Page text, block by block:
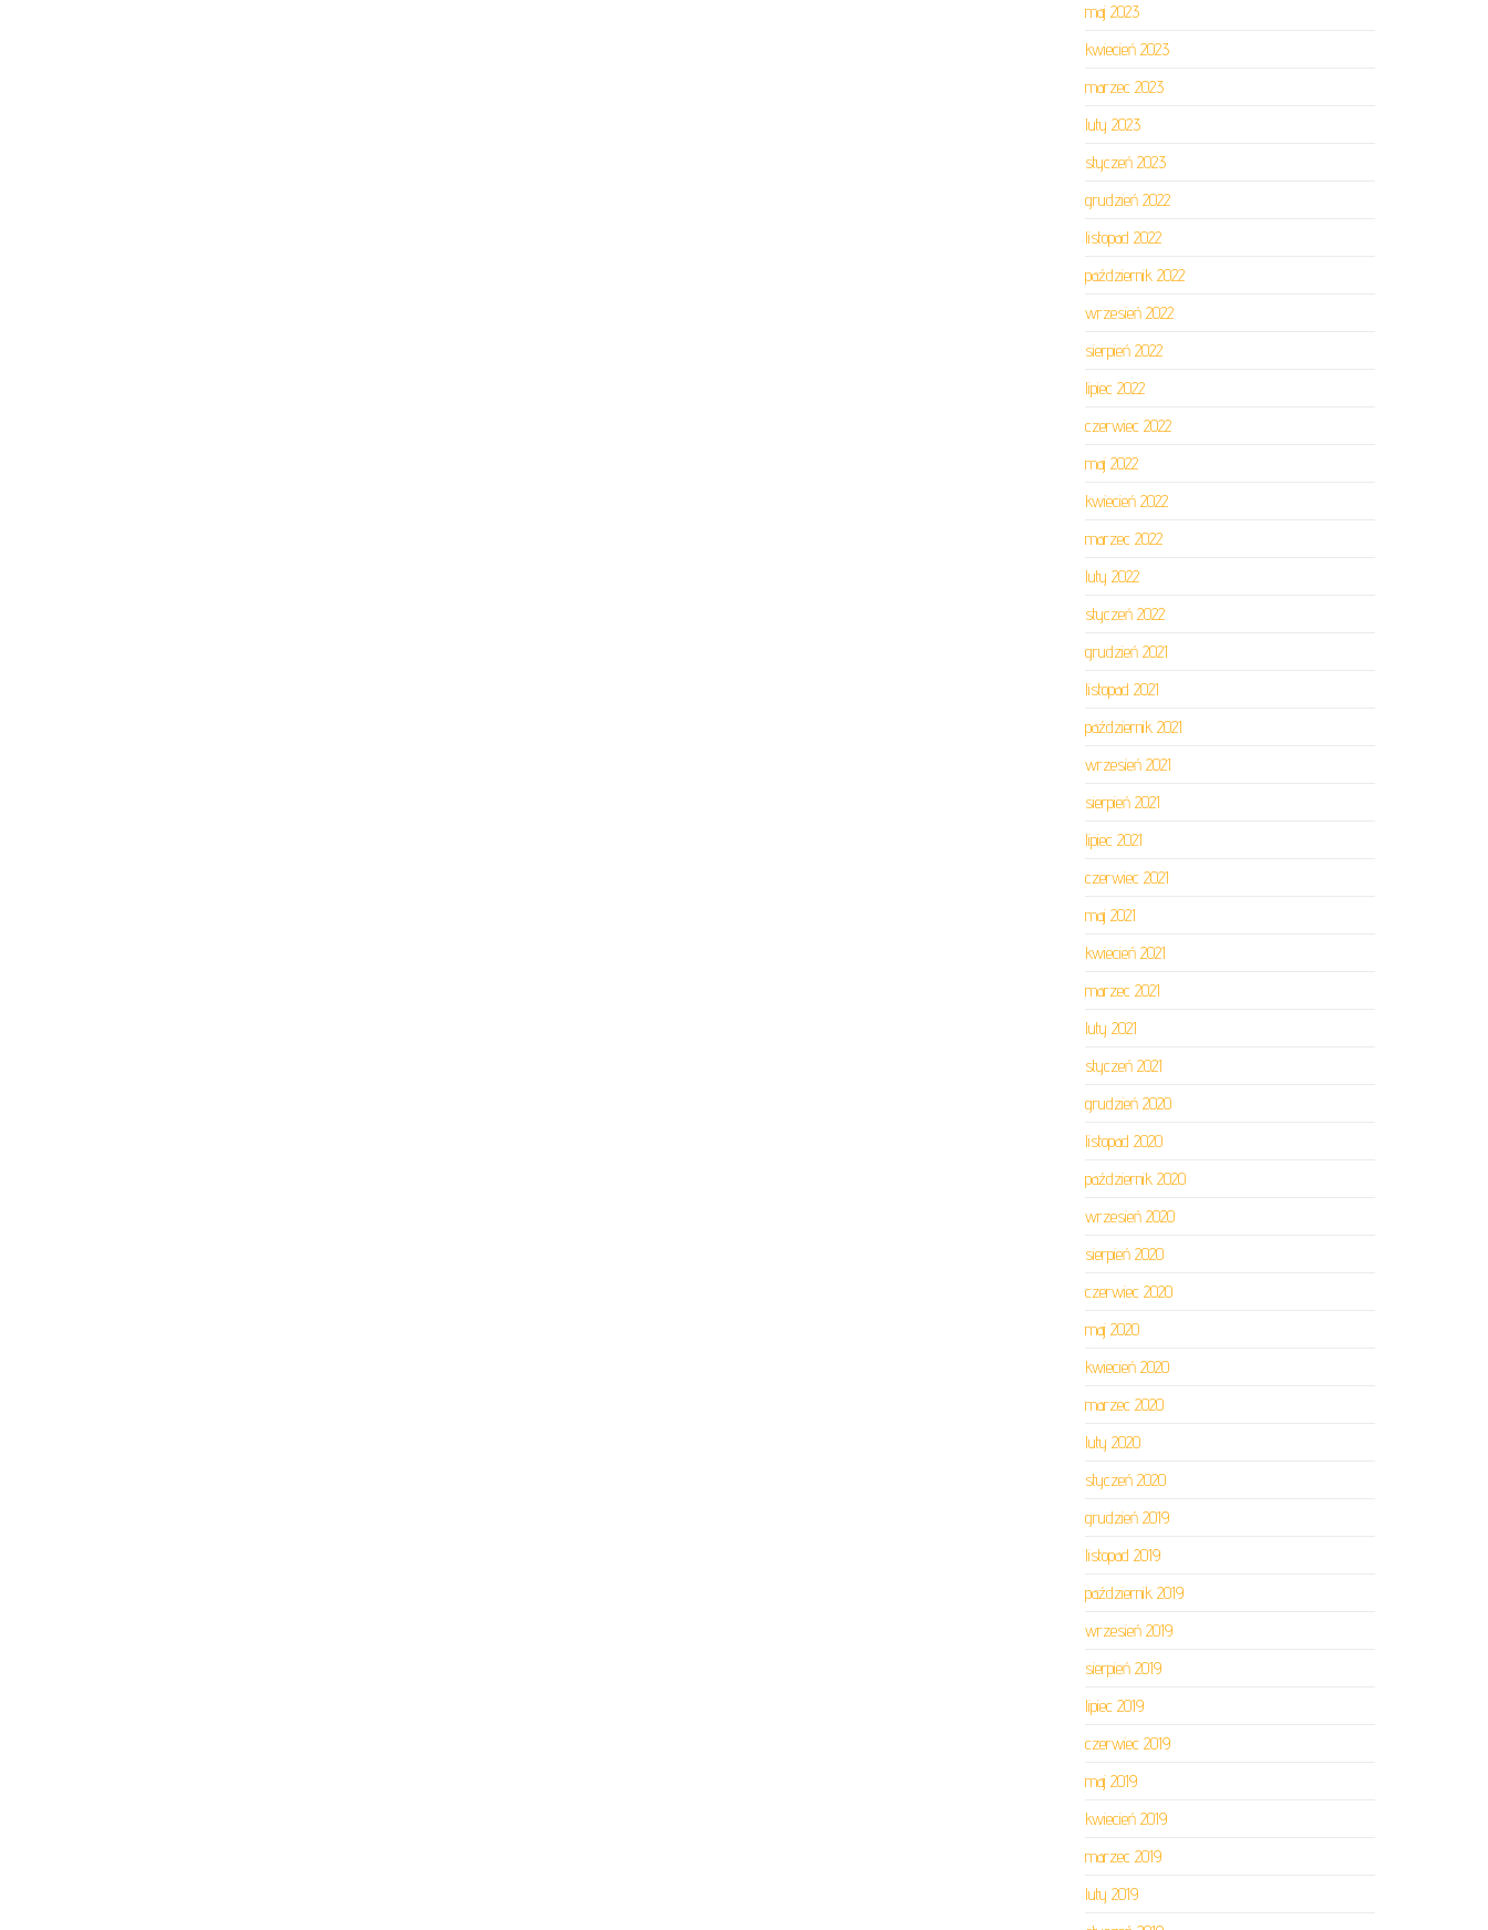
maj 2023
kwiecień 2023
marzec 2023
luty 2023
styczeń 2023
grudzień 2022
listopad 2022
październik 2022
wrzesień 2022
sierpień 2022
lipiec 2022
czerwiec 2022
maj 2022
kwiecień 2022
marzec 2022
luty 2022
styczeń 2022
grudzień 2021
listopad 2021
październik 2021
wrzesień 2021
sierpień 2021
lipiec 2021
czerwiec 2021
maj 2021
kwiecień 2021
marzec 2021
luty 2021
styczeń 2021
grudzień 2020
listopad 2020
październik 2020
wrzesień 2020
sierpień 2020
czerwiec 2020
maj 2020
kwiecień 2020
marzec 2020
luty 2020
styczeń 2020
grudzień 2019
listopad 2019
październik 2019
wrzesień 2019
sierpień 2019
lipiec 2019
czerwiec 2019
maj 2019
kwiecień 2019
marzec 2019
luty 2019